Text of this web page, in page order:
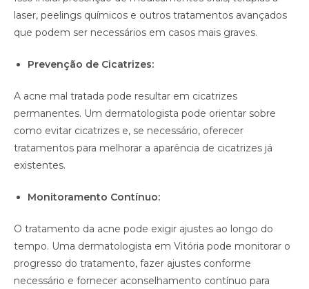
laser, peelings químicos e outros tratamentos avançados
que podem ser necessários em casos mais graves.
Prevenção de Cicatrizes:
A acne mal tratada pode resultar em cicatrizes
permanentes. Um dermatologista pode orientar sobre
como evitar cicatrizes e, se necessário, oferecer
tratamentos para melhorar a aparência de cicatrizes já
existentes.
Monitoramento Contínuo:
O tratamento da acne pode exigir ajustes ao longo do
tempo. Uma dermatologista em Vitória pode monitorar o
progresso do tratamento, fazer ajustes conforme
necessário e fornecer aconselhamento contínuo para